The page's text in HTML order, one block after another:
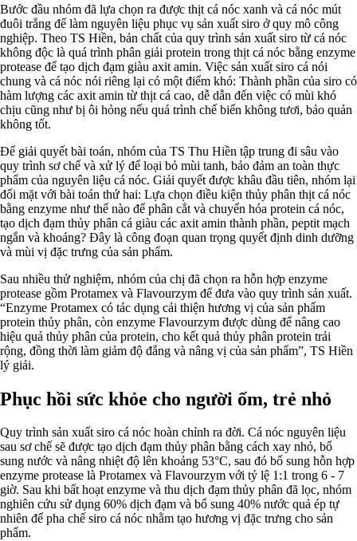
Bước đầu nhóm đã lựa chọn ra được thịt cá nóc xanh và cá nóc mút
đuôi trắng để làm nguyên liệu phục vụ sản xuất siro ở quy mô công
nghiệp. Theo TS Hiền, bản chất của quy trình sản xuất siro từ cá nóc
không độc là quá trình phân giải protein trong thịt cá nóc bằng enzyme
protease để tạo dịch đạm giàu axit amin. Việc sản xuất siro cá nói
chung và cá nóc nói riêng lại có một điểm khó: Thành phần của siro có
hàm lượng các axit amin từ thịt cá cao, dễ dẫn đến việc có mùi khó
chịu cũng như bị ôi hỏng nếu quá trình chế biến không tươi, bảo quản
không tốt.
Để giải quyết bài toán, nhóm của TS Thu Hiền tập trung đi sâu vào
quy trình sơ chế và xử lý để loại bỏ mùi tanh, bảo đảm an toàn thực
phẩm của nguyên liệu cá nóc. Giải quyết được khâu đầu tiên, nhóm lại
đối mặt với bài toán thứ hai: Lựa chọn điều kiện thủy phân thịt cá nóc
bằng enzyme như thế nào để phân cắt và chuyển hóa protein cá nóc,
tạo dịch đạm thủy phân cá giàu các axit amin thành phần, peptit mạch
ngắn và khoáng? Đây là công đoạn quan trọng quyết định dinh dưỡng
và mùi vị đặc trưng của sản phẩm.
Sau nhiều thử nghiệm, nhóm của chị đã chọn ra hỗn hợp enzyme
protease gồm Protamex và Flavourzym để đưa vào quy trình sản xuất.
“Enzyme Protamex có tác dụng cải thiện hương vị của sản phẩm
protein thủy phân, còn enzyme Flavourzym được dùng để nâng cao
hiệu quả thủy phân của protein, cho kết quả thủy phân protein trải
rộng, đồng thời làm giảm độ đắng và nâng vị của sản phẩm”, TS Hiền
lý giải.
Phục hồi sức khỏe cho người ốm, trẻ nhỏ
Quy trình sản xuất siro cá nóc hoàn chỉnh ra đời. Cá nóc nguyên liệu
sau sơ chế sẽ được tạo dịch đạm thủy phân bằng cách xay nhỏ, bổ
sung nước và nâng nhiệt độ lên khoảng 53°C, sau đó bổ sung hỗn hợp
enzyme protease là Protamex và Flavourzym với tỷ lệ 1:1 trong 6 - 7
giờ. Sau khi bất hoạt enzyme và thu dịch đạm thủy phân đã lọc, nhóm
nghiên cứu sử dụng 60% dịch đạm và bổ sung 40% nước quả ép tự
nhiên để pha chế siro cá nóc nhằm tạo hương vị đặc trưng cho sản
phẩm.